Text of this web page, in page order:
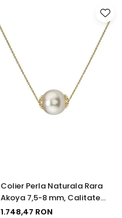
Colier Perla Naturala Rara
Akoya 7,5-8 mm, Calitate
AAA+, Aur 14K | KASKADDA®
1.748,47 RON